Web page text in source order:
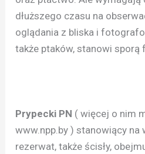
dłuższego czasu na
oglądania z bliska i
także ptaków, stanowi sporą
Prypecki PN ( więcej o nim
www.npp.by ) stanowiący na
rezerwat, także ścisły,